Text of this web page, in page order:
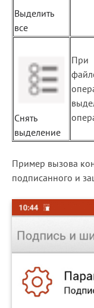
Выделить
все
Снять
выделение
При
Пример вызова
подписанного и